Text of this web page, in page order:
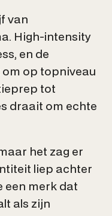
van
High-intensity
en de
op topniveau
tot
draait om echte
het zag er
liep achter
een merk dat
als zijn